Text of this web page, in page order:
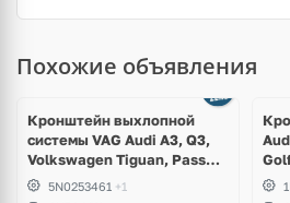
Похожие объявления
Кронштейн выхлопной
системы VAG Audi A3, Q3,
Volkswagen Tiguan, Passat
B6, B7, CC, Golf V 4Motion
5N0253461 +1